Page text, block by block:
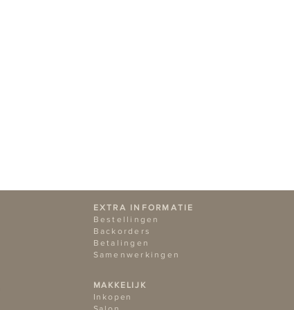
EXTRA INFORMATIE
Bestellingen
Backorders
Betalingen
Samenwerkingen
MAKKELIJK
Inkopen